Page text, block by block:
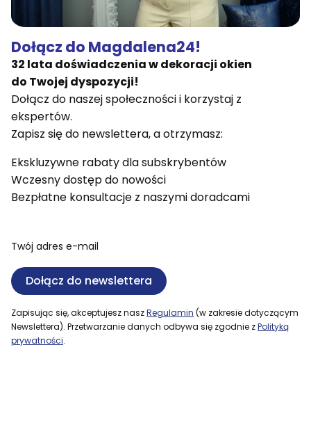
Dołącz do Magdalena24!
32 lata doświadczenia w dekoracji okien
do Twojej dyspozycji!
Dołącz do naszej społeczności i korzystaj z
ekspertów.
Zapisz się do newslettera, a otrzymasz:
Ekskluzywne rabaty dla subskrybentów
Wczesny dostęp do nowości
Bezpłatne konsultacje z naszymi doradcami
Twój adres e-mail
Dołącz do newslettera
Zapisując się, akceptujesz naszRegulamin (w zakresie dotyczącym
Newslettera). Przetwarzanie danych odbywa się zgodnie zPolityką
prywatności.